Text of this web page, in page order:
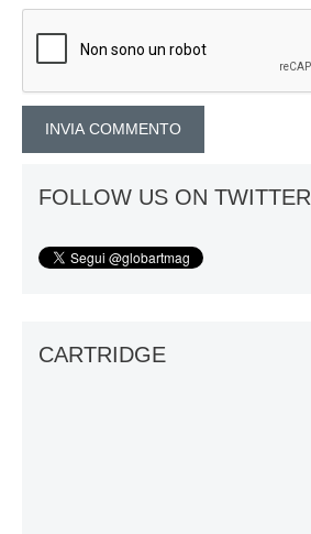
FOLLOW US ON TWITTER
CARTRIDGE